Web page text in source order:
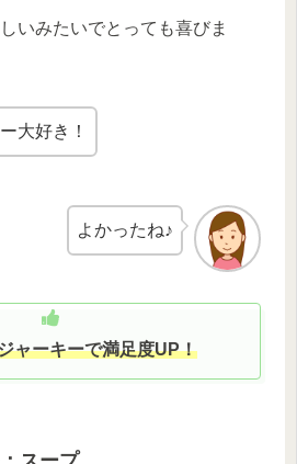
いみたいでとっても喜びま
大好き！
よかったね♪
ャーキーで満足度UP！